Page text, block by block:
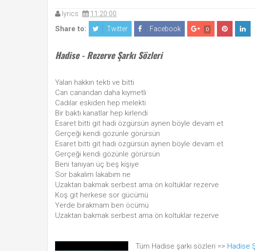
lyrics 11:20:00
Share to: Twitter Facebook 0
Hadise - Rezerve Şarkı Sözleri
Yalan hakkın tekti ve bitti
Can canandan daha kıymetli
Cadılar eskiden hep melekti
Bir baktı kanatlar hep kirlendi
Esaret bitti git hadi özgürsün aynen böyle devam et
Gerçeği kendi gözünle görürsün
Esaret bitti git hadi özgürsün aynen böyle devam et
Gerçeği kendi gözünle görürsün
Beni tanıyan üç beş kişiye
Sor bakalım lakabım ne
Uzaktan bakmak serbest ama ön koltuklar rezerve
Koş git herkese sor gücümü
Yerde bırakmam ben öcümü
Uzaktan bakmak serbest ama ön koltuklar rezerve
Tüm Hadise şarkı sözleri => Hadise